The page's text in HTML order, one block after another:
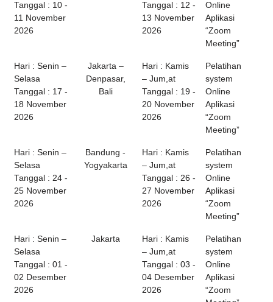
Tanggal : 10 -
11 November
2026
Tanggal : 12 -
13 November
2026
Online
Aplikasi
“Zoom
Meeting”
Hari : Senin –
Selasa
Tanggal : 17 -
18 November
2026
Jakarta –
Denpasar,
Bali
Hari : Kamis
– Jum,at
Tanggal : 19 -
20 November
2026
Pelatihan
system
Online
Aplikasi
“Zoom
Meeting”
Hari : Senin –
Selasa
Tanggal : 24 -
25 November
2026
Bandung -
Yogyakarta
Hari : Kamis
– Jum,at
Tanggal : 26 -
27 November
2026
Pelatihan
system
Online
Aplikasi
“Zoom
Meeting”
Hari : Senin –
Selasa
Tanggal : 01 -
02 Desember
2026
Jakarta
Hari : Kamis
– Jum,at
Tanggal : 03 -
04 Desember
2026
Pelatihan
system
Online
Aplikasi
“Zoom